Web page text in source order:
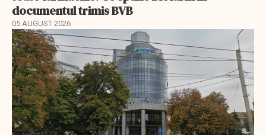
documentul trimis BVB
05 AUGUST 2026